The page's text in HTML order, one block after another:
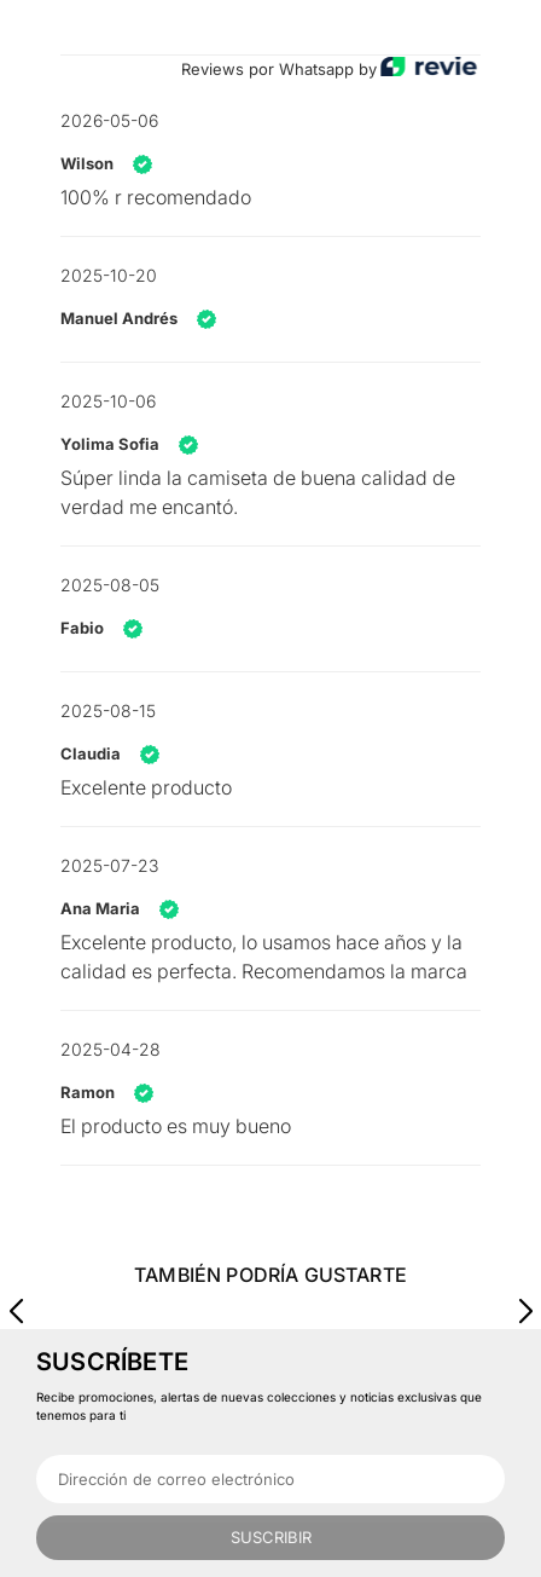
Reviews por Whatsapp by
2026-05-06
Wilson
100% r recomendado
2025-10-20
Manuel Andrés
2025-10-06
Yolima Sofia
Súper linda la camiseta de buena calidad de
verdad me encantó.
2025-08-05
Fabio
2025-08-15
Claudia
Excelente producto
2025-07-23
Ana Maria
Excelente producto, lo usamos hace años y la
calidad es perfecta. Recomendamos la marca
2025-04-28
Ramon
El producto es muy bueno
TAMBIÉN PODRÍA GUSTARTE
SUSCRÍBETE
Recibe promociones, alertas de nuevas colecciones y noticias exclusivas que
tenemos para ti
SUSCRIBIR